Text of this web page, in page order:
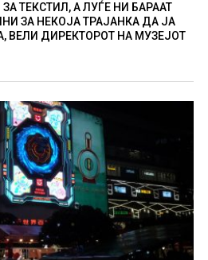
ТЕКСТИЛ, А ЛУЃЕ НИ БАРААТ
ЗА НЕКОЈА ТРАЈАНКА ДА ЈА
ВЕЛИ ДИРЕКТОРОТ НА МУЗЕЈОТ